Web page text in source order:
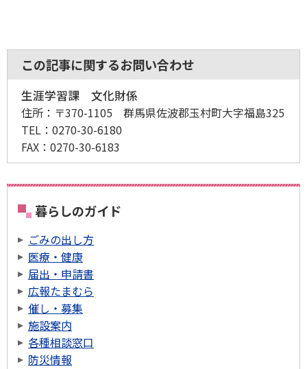
この記事に関するお問い合わせ
生涯学習課 文化財係
住所： 〒370-1105 群馬県佐波郡玉村町大字福島325
TEL： 0270-30-6180
FAX： 0270-30-6183
暮らしのガイド
ごみの出し方
医療・健康
届出・申請書
広報たまむら
催し・募集
施設案内
各種相談窓口
防災情報